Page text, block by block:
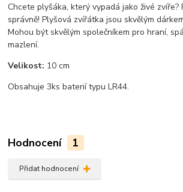
Chcete plyšáka, který vypadá jako živé zvíře?
správně! Plyšová zvířátka jsou skvělým
Mohou být skvělým společníkem pro hraní,
mazlení.
Velikost: 10 cm
Obsahuje 3ks baterií typu LR44.
Hodnocení 1
Přidat hodnocení